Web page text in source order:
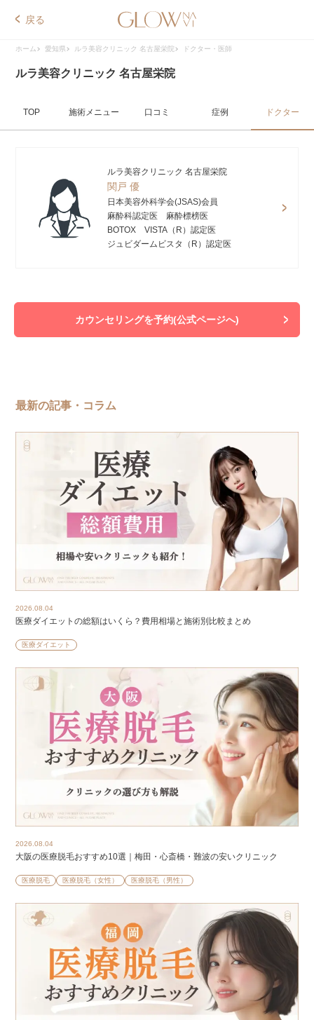
戻る
ホーム 愛知県 ルラ美容クリニック 名古屋栄院 ドクター・医師
ルラ美容クリニック 名古屋栄院
TOP 施術メニュー 口コミ 症例 ドクター
ルラ美容クリニック 名古屋栄院
関戸 優
日本美容外科学会(JSAS)会員
麻酔科認定医 麻酔標榜医
BOTOX VISTA（R）認定医
ジュビダームビスタ（R）認定医
カウンセリングを予約(公式ページへ)
最新の記事・コラム
2026.08.04
医療ダイエットの総額はいくら？費用相場と施術別比較まとめ
医療ダイエット
2026.08.04
大阪の医療脱毛おすすめ10選｜梅田・心斎橋・難波の安いクリニック
医療脱毛 医療脱毛（女性） 医療脱毛（男性）